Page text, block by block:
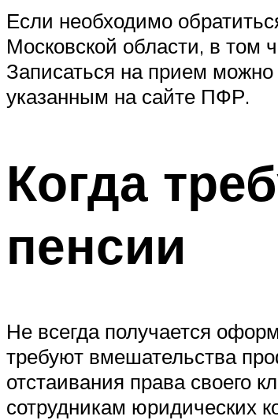
Если необходимо
Московской области, в том
Записаться на прием
указанным на сайте ПФР.
Когда
пенсии
Не всегда получается
требуют вмешательства
отстаивания права своего
сотрудникам юридических